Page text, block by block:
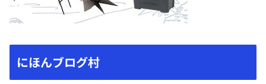
にほんブログ村